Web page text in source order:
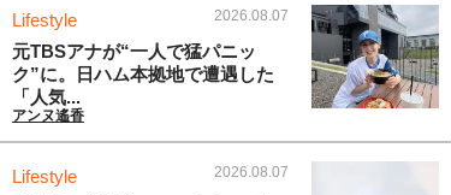
Lifestyle 2026.08.07
元TBSアナが“一人で猛パニッ
ク”に。日ハム本拠地で遭遇した
「人気...
アンヌ遙香
Lifestyle 2026.08.07